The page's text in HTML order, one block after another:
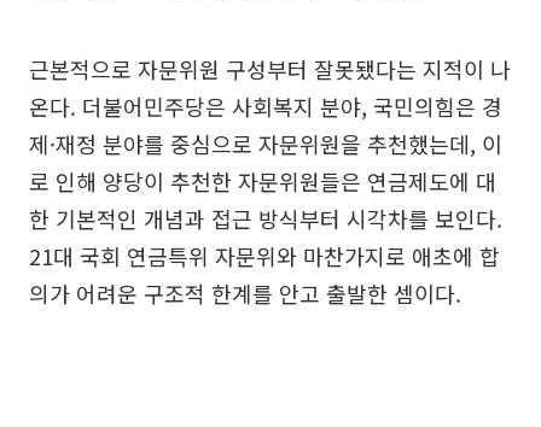
근본적으로 자문위원 구성부터 잘못됐다는 지적이 나
온다. 더불어민주당은 사회복지 분야, 국민의힘은 경
제·재정 분야를 중심으로 자문위원을 추천했는데, 이
로 인해 양당이 추천한 자문위원들은 연금제도에 대
한 기본적인 개념과 접근 방식부터 시각차를 보인다.
21대 국회 연금특위 자문위와 마찬가지로 애초에 합
의가 어려운 구조적 한계를 안고 출발한 셈이다.